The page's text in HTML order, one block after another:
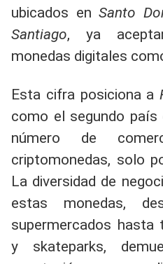
ubicados enSanto
Santiago, ya
monedas digitales
Esta cifra posiciona a
como el segundo país
número de
criptomonedas, solo
La diversidad de
estas monedas,
supermercados hasta
y skateparks,